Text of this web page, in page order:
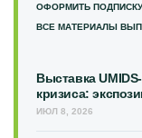
ОФОРМИТЬ ПОДПИСКУ
ВСЕ МАТЕРИАЛЫ
Выставка
кризиса:
ИЮЛ 8, 2026